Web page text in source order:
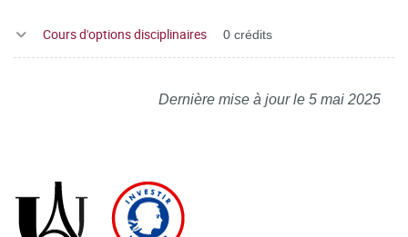
Cours d'options disciplinaires 0 crédits
Dernière mise à jour le 5 mai 2025